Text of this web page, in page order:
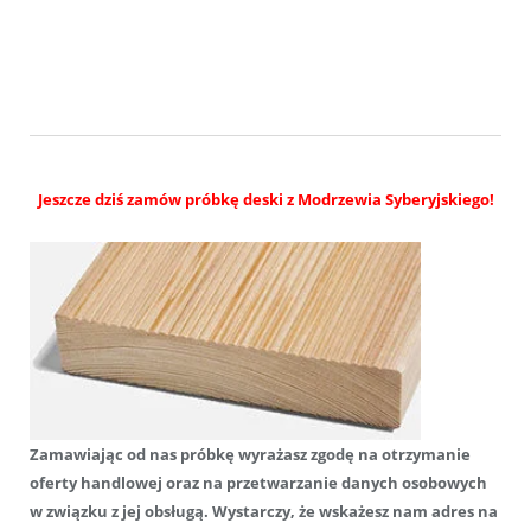
Jeszcze dziś zamów próbkę deski z Modrzewia Syberyjskiego!
Zamawiając od nas próbkę wyrażasz zgodę na otrzymanie
oferty handlowej oraz na przetwarzanie danych osobowych
w związku z jej obsługą. Wystarczy, że wskażesz nam adres na